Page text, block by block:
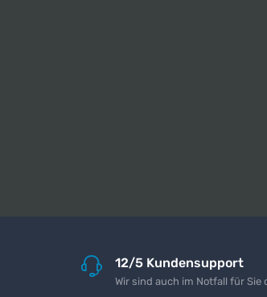
12/5 Kundensupport
Wir sind auch im Notfall für Sie